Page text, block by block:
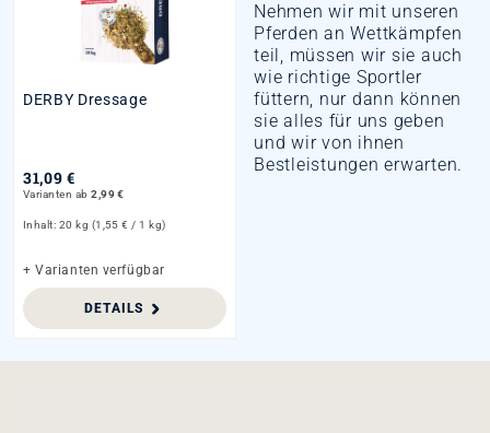
DERBY Dressage
31,09 €
Varianten ab 2,99 €
Inhalt: 20 kg (1,55 € / 1 kg)
+ Varianten verfügbar
DETAILS
Nehmen wir mit unseren
Pferden an Wettkämpfen
teil, müssen wir sie auch
wie richtige Sportler
füttern, nur dann können
sie alles für uns geben
und wir von ihnen
Bestleistungen erwarten.